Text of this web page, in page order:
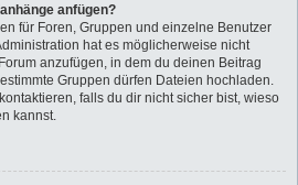
anfügen?
für Foren, Gruppen und einzelne Benutzer
hat es möglicherweise nicht
anzufügen, in dem du deinen Beitrag
Gruppen dürfen Dateien hochladen.
falls du dir nicht sicher bist, wieso
kannst.